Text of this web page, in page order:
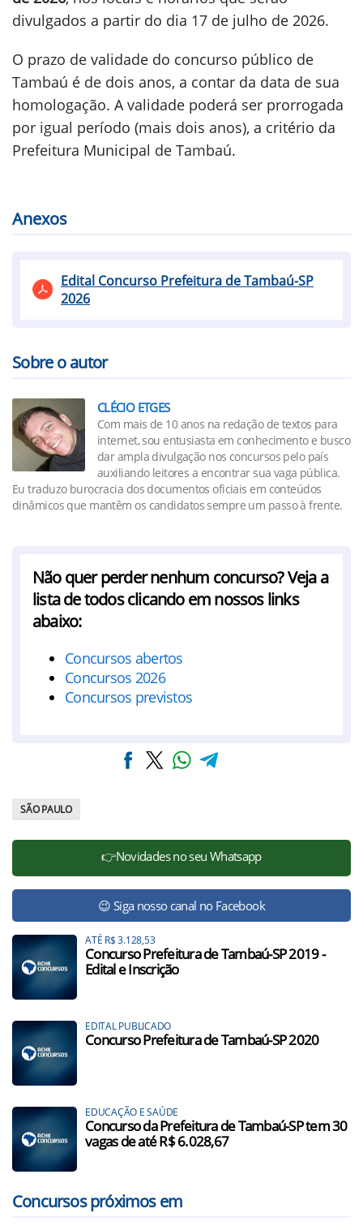
divulgados a partir do dia 17 de julho de 2026.
O prazo de validade do concurso público de
Tambaú é de dois anos, a contar da data de sua
homologação. A validade poderá ser prorrogada
por igual período (mais dois anos), a critério da
Prefeitura Municipal de Tambaú.
Anexos
Edital Concurso Prefeitura de Tambaú-SP
2026
Sobre o autor
CLÉCIO ETGES
Com mais de 10 anos na redação de textos para
internet, sou entusiasta em conhecimento e busco
dar ampla divulgação nos concursos pelo país
auxiliando leitores a encontrar sua vaga pública.
Eu traduzo burocracia dos documentos oficiais em conteúdos
dinâmicos que mantêm os candidatos sempre um passo à frente.
Não quer perder nenhum concurso? Veja a
lista de todos clicando em nossos links
abaixo:
Concursos abertos
Concursos 2026
Concursos previstos
SÃO PAULO
👉Novidades no seu Whatsapp
😉 Siga nosso canal no Facebook
ATÉ R$ 3.128,53
Concurso Prefeitura de Tambaú-SP 2019 -
Edital e Inscrição
EDITAL PUBLICADO
Concurso Prefeitura de Tambaú-SP 2020
EDUCAÇÃO E SAÚDE
Concurso da Prefeitura de Tambaú-SP tem 30
vagas de até R$ 6.028,67
Concursos próximos em